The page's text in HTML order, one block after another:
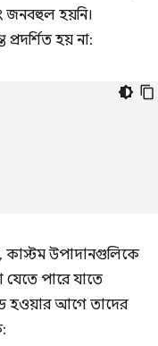
হয়নি।
প্রদর্শিত হয় না:
কাস্টম উপাদানগুলিকে
পারে যাতে
হওয়ার আগে তাদের